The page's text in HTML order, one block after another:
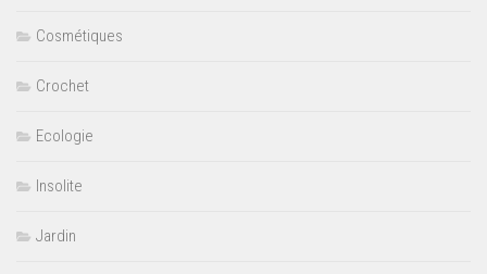
Cosmétiques
Crochet
Ecologie
Insolite
Jardin